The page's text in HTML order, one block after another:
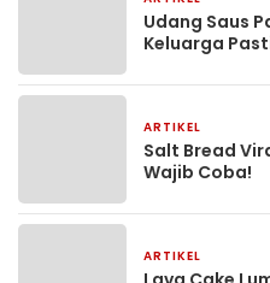
Udang Saus
Keluarga
ARTIKEL
Salt Bread
Wajib Coba!
ARTIKEL